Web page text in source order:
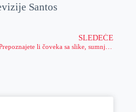
Santos
SLEDEĆE